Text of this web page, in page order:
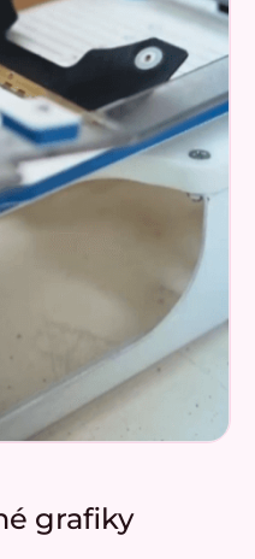
grafiky